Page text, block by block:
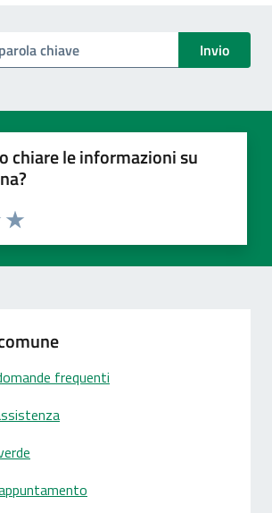
i documenti
Invio
chiare le informazioni su
Valuta 5 stelle su 5
4 stelle su 5
stelle su 5
su 5
5
frequenti